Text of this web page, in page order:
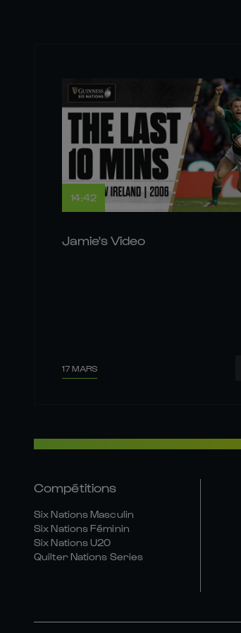
14:42
Jamie's Video
17 MARS
Compétitions
Six Nations Masculin
Six Nations Féminin
Six Nations U20
Quilter Nations Series